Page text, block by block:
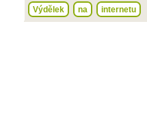
Výdělek na internetu